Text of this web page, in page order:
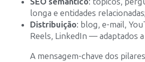
longa e entidades relacionadas;
Distribuição: blog, e-mail,
Reels, LinkedIn — adaptados a
A mensagem-chave dos